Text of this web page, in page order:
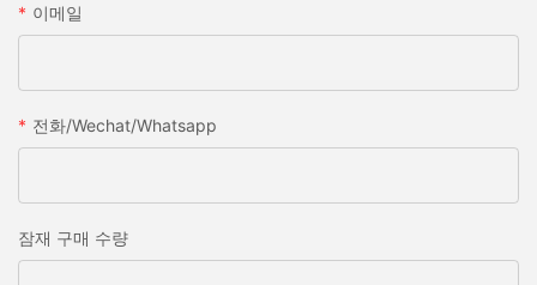
이메일
전화/wechat/whatsapp
잠재 구매 수량